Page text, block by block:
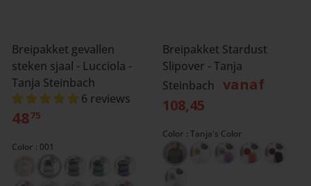
Breipakket gevallen
steken sjaal - Lucciola -
Tanja Steinbach
6 reviews
4875
Color 001
Breipakket Stardust
Slipover - Tanja
Steinbach vanaf
108,45
Color Tanja's Color